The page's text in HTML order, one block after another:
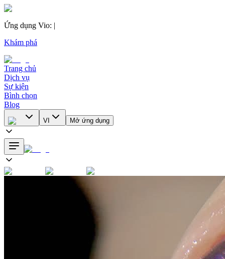
Ứng dụng Vio: |
Khám phá
Trang chủ
Dịch vụ
Sự kiện
Bình chọn
Blog
VI Mở ứng dụng